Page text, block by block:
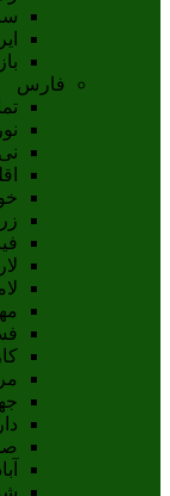
فارس
اقلید
خور
لار
مهر
فسا
داراب
آباده